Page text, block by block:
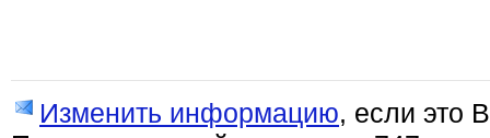
Изменить информацию, если это